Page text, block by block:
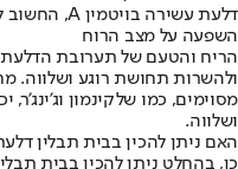
דלעת עשירה בויטמין A, החשוב לבריאות העיניים והעור,
השפעה על מצב הרוח
הריח והטעם של תערובת הדלעת
ולהשרות תחושת רוגע ושלווה.
מסוימים, כמו שלקינמון וג'ינג'ר,
ושלווה.
האם ניתן להכין בבית תבלין
כן, בהחלט ניתן להכין בבית